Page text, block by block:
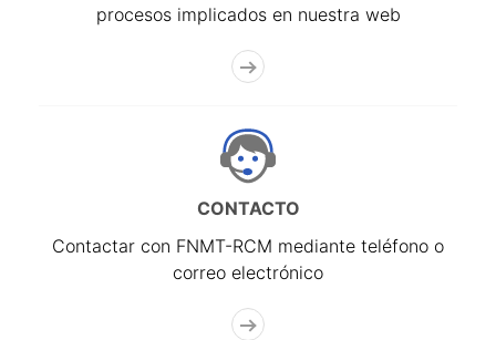
procesos implicados en nuestra web
CONTACTO
Contactar con FNMT-RCM mediante teléfono o
correo electrónico